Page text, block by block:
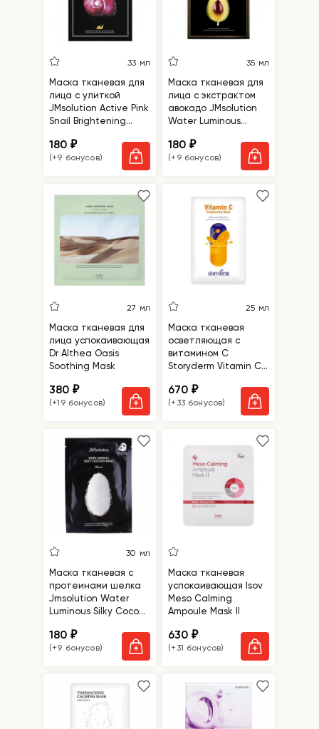
33 мл
Маска тканевая для
лица с улиткой
JMsolution Active Pink
Snail Brightening
180₽
(+9 бонусов)
35 мл
Маска тканевая для
лица с экстрактом
авокадо JMsolution
Water Luminous
Mask Black
180₽
(+9 бонусов)
27 мл
Маска тканевая для
лица успокаивающая
Dr Althea Oasis
Soothing Mask
380₽
(+19 бонусов)
25 мл
Маска тканевая
осветляющая с
витамином С
Storyderm Vitamin C
670₽
(+33 бонусов)
30 мл
Маска тканевая с
протеинами шелка
Jmsolution Water
Luminous Silky Cocoon
180₽
(+9 бонусов)
Маска тканевая
успокаивающая Isov
Meso Сalming
Ampoule Mask II
630₽
(+31 бонусов)